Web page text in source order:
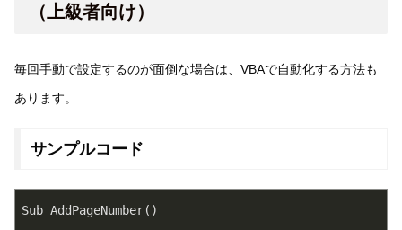
（上級者向け）
毎回手動で設定するのが面倒な場合は、VBAで自動化する方法も
あります。
サンプルコード
Sub AddPageNumber()